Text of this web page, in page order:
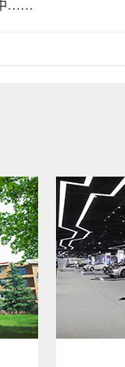
中……